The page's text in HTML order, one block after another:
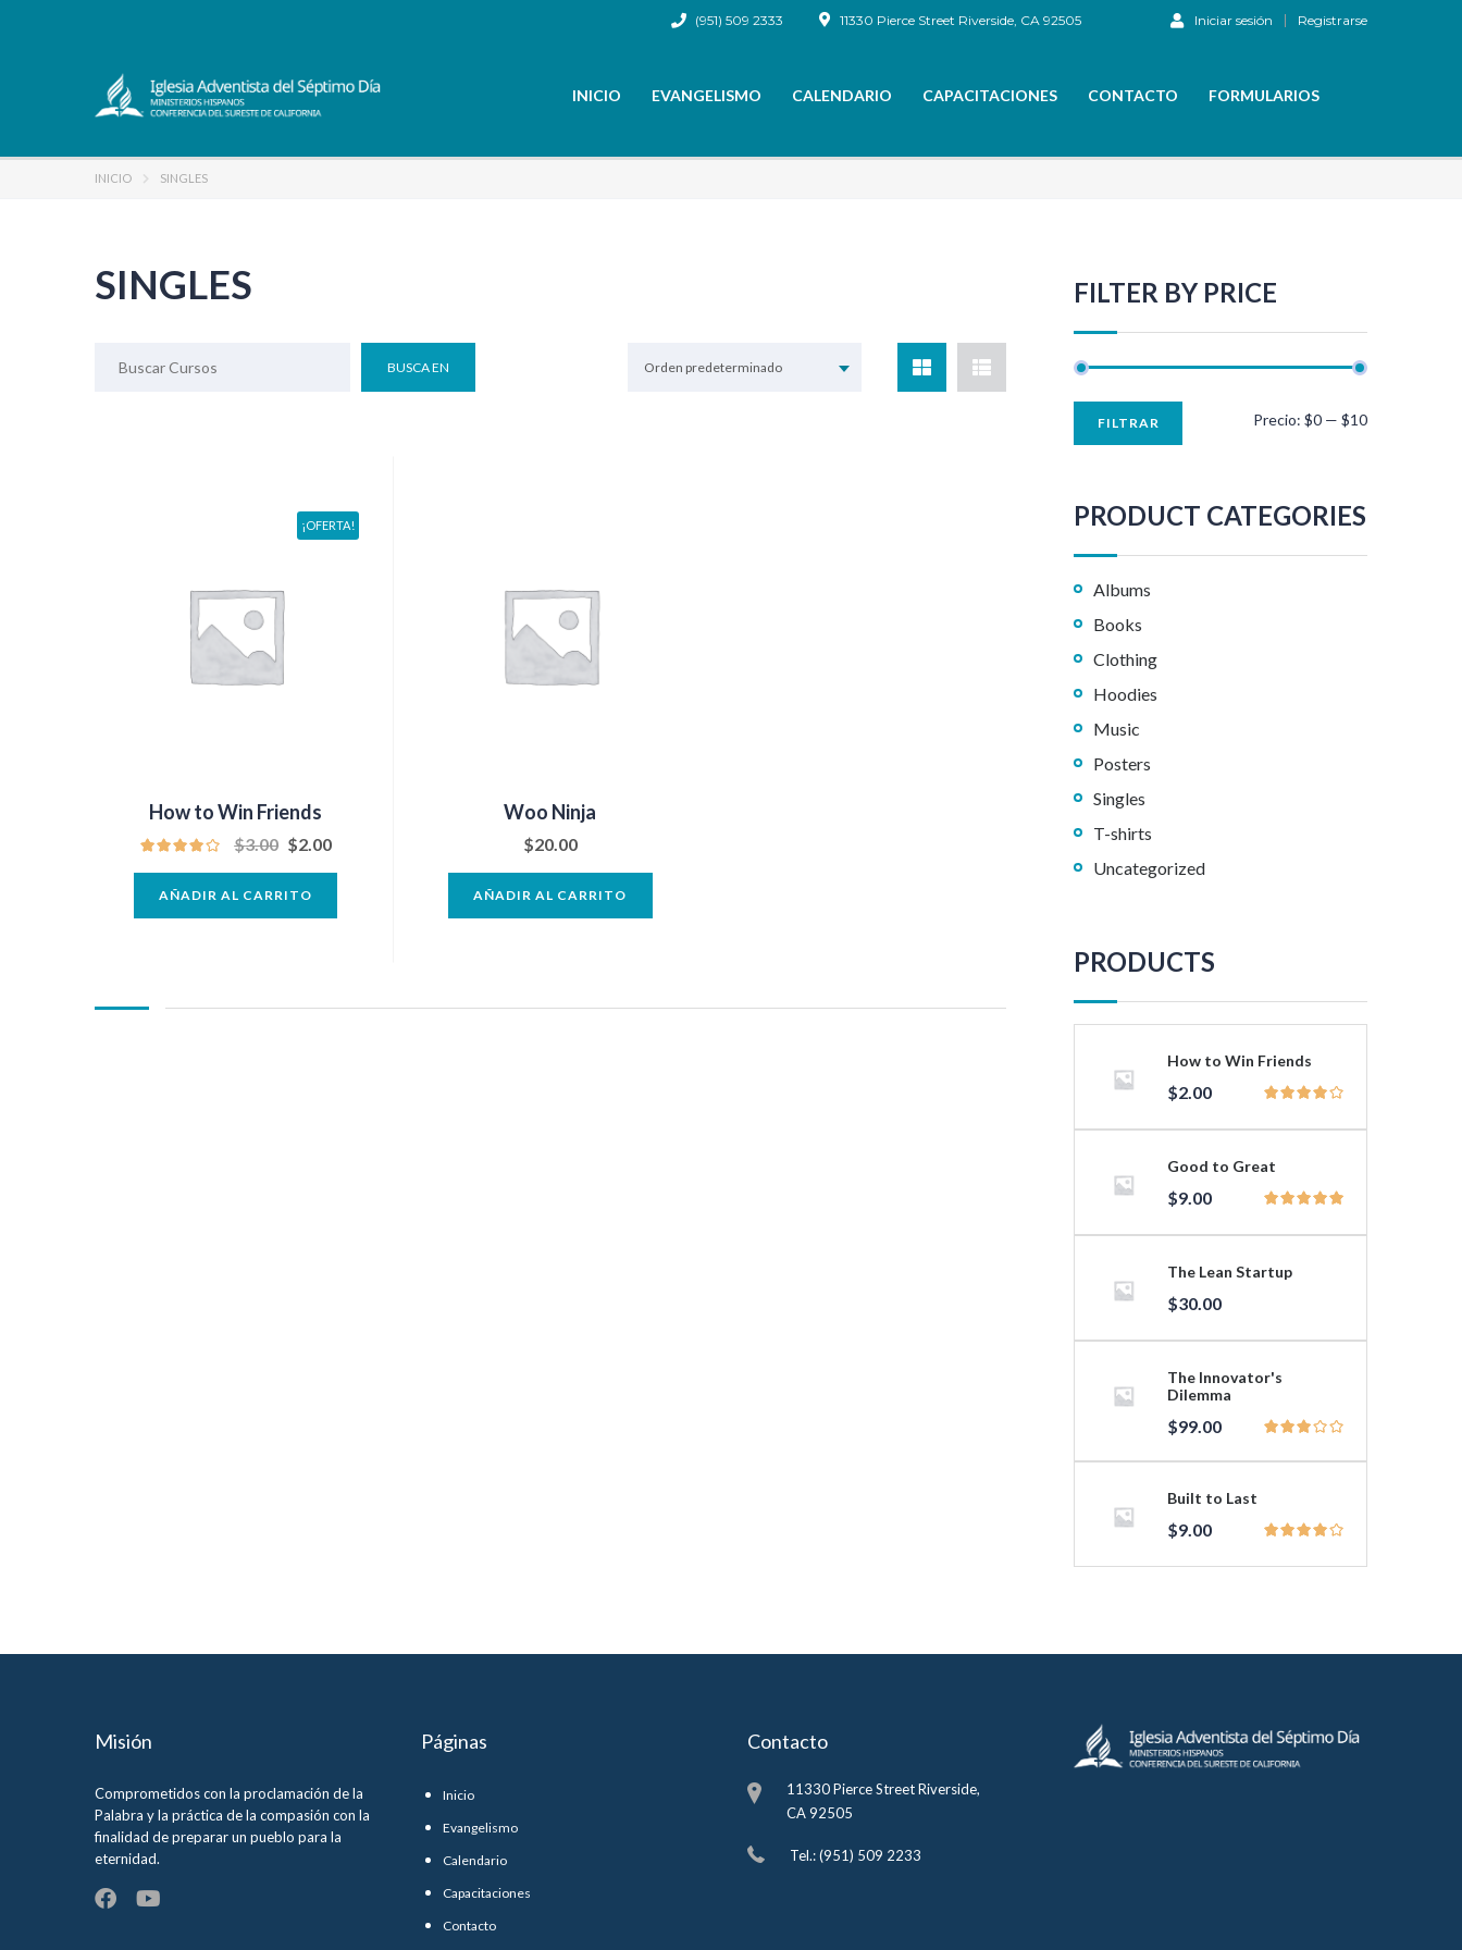
Iniciar sesión Registrarse
11330 Pierce Street Riverside, CA 92505
(951) 509 2333
INICIO EVANGELISMO CALENDARIO CAPACITACIONES CONTACTO FORMULARIOS
INICIO SINGLES
SINGLES
Orden predeterminado
¡OFERTA!
How to Win Friends
$3.00 $2.00
AÑADIR AL CARRITO
Woo Ninja
$20.00
AÑADIR AL CARRITO
FILTER BY PRICE
FILTRAR Precio: $0 — $10
PRODUCT CATEGORIES
Albums
Books
Clothing
Hoodies
Music
Posters
Singles
T-shirts
Uncategorized
PRODUCTS
How to Win Friends
$2.00
Good to Great
$9.00
The Lean Startup
$30.00
The Innovator's
Dilemma
$99.00
Built to Last
$9.00
Misión
Comprometidos con la proclamación de la
Palabra y la práctica de la compasión con la
finalidad de preparar un pueblo para la
eternidad.
Páginas
Inicio
Evangelismo
Calendario
Capacitaciones
Contacto
Contacto
11330 Pierce Street Riverside,
CA 92505
Tel.: (951) 509 2233